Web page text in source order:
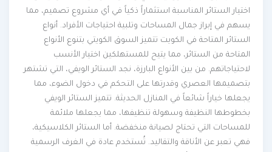
اختيار الستائر المناسبة استثماراً ذكياً في أي مشروع تصميم، مما
يسهم في إبراز جمال المساحات وتلبية احتياجات الأفراد. أنواع
الستائر المتاحة في الكويت تتميز السوق الكويتي بتنوع الأنواع
المتاحة من الستائر، مما يتيح للمستهلكين اختيار الأنسب
لاحتياجاتهم. من بين الأنواع البارزة، نجد الستائر الويفي، التي تشتهر
بتصميمها العصري وقدرتها على التحكم في دخول الضوء، مما
يجعلها خياراً شائعاً في المنازل الحديثة. تتميز الستائر الويفي
بخطوطها النظيفة وسهولة تنظيفها، مما يجعلها ملائمة
للمساحات التي تحتاج لصيانة منخفضة. أما الستائر الكلاسيكية،
فهي تعبر عن الأناقة والتقاليد. تُستخدم عادة في الغرف الرسمية